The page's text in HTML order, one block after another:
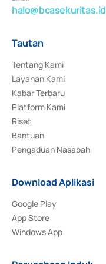
halo@bcasekuritas.id
Tautan
Tentang Kami
Layanan Kami
Kabar Terbaru
Platform Kami
Riset
Bantuan
Pengaduan Nasabah
Download Aplikasi
Google Play
App Store
Windows App